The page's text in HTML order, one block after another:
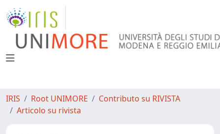
IRIS Root UNIMORE
Contributo su RIVISTA
Articolo su rivista